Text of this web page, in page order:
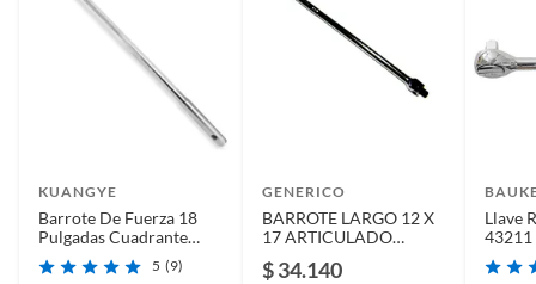
KUANGYE
Barrote De Fuerza 18
Pulgadas Cuadrante
Para Dados 1/2 PuLG
5 (9)
GENERICO
BARROTE LARGO 12 X
17 ARTICULADO
$ 34.140
Llave
43211